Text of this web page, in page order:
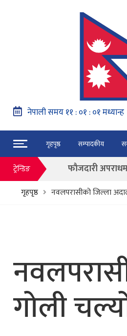
गृहपृष्ठ सम्पादकीय
ट्रेन्डिङ
नेपाल
हङ्गेरी सरकारले
फाैजदारी
बाढी पहिरोका
गृहपृष्ठ नवलपरासीको जिल्ला
गोली